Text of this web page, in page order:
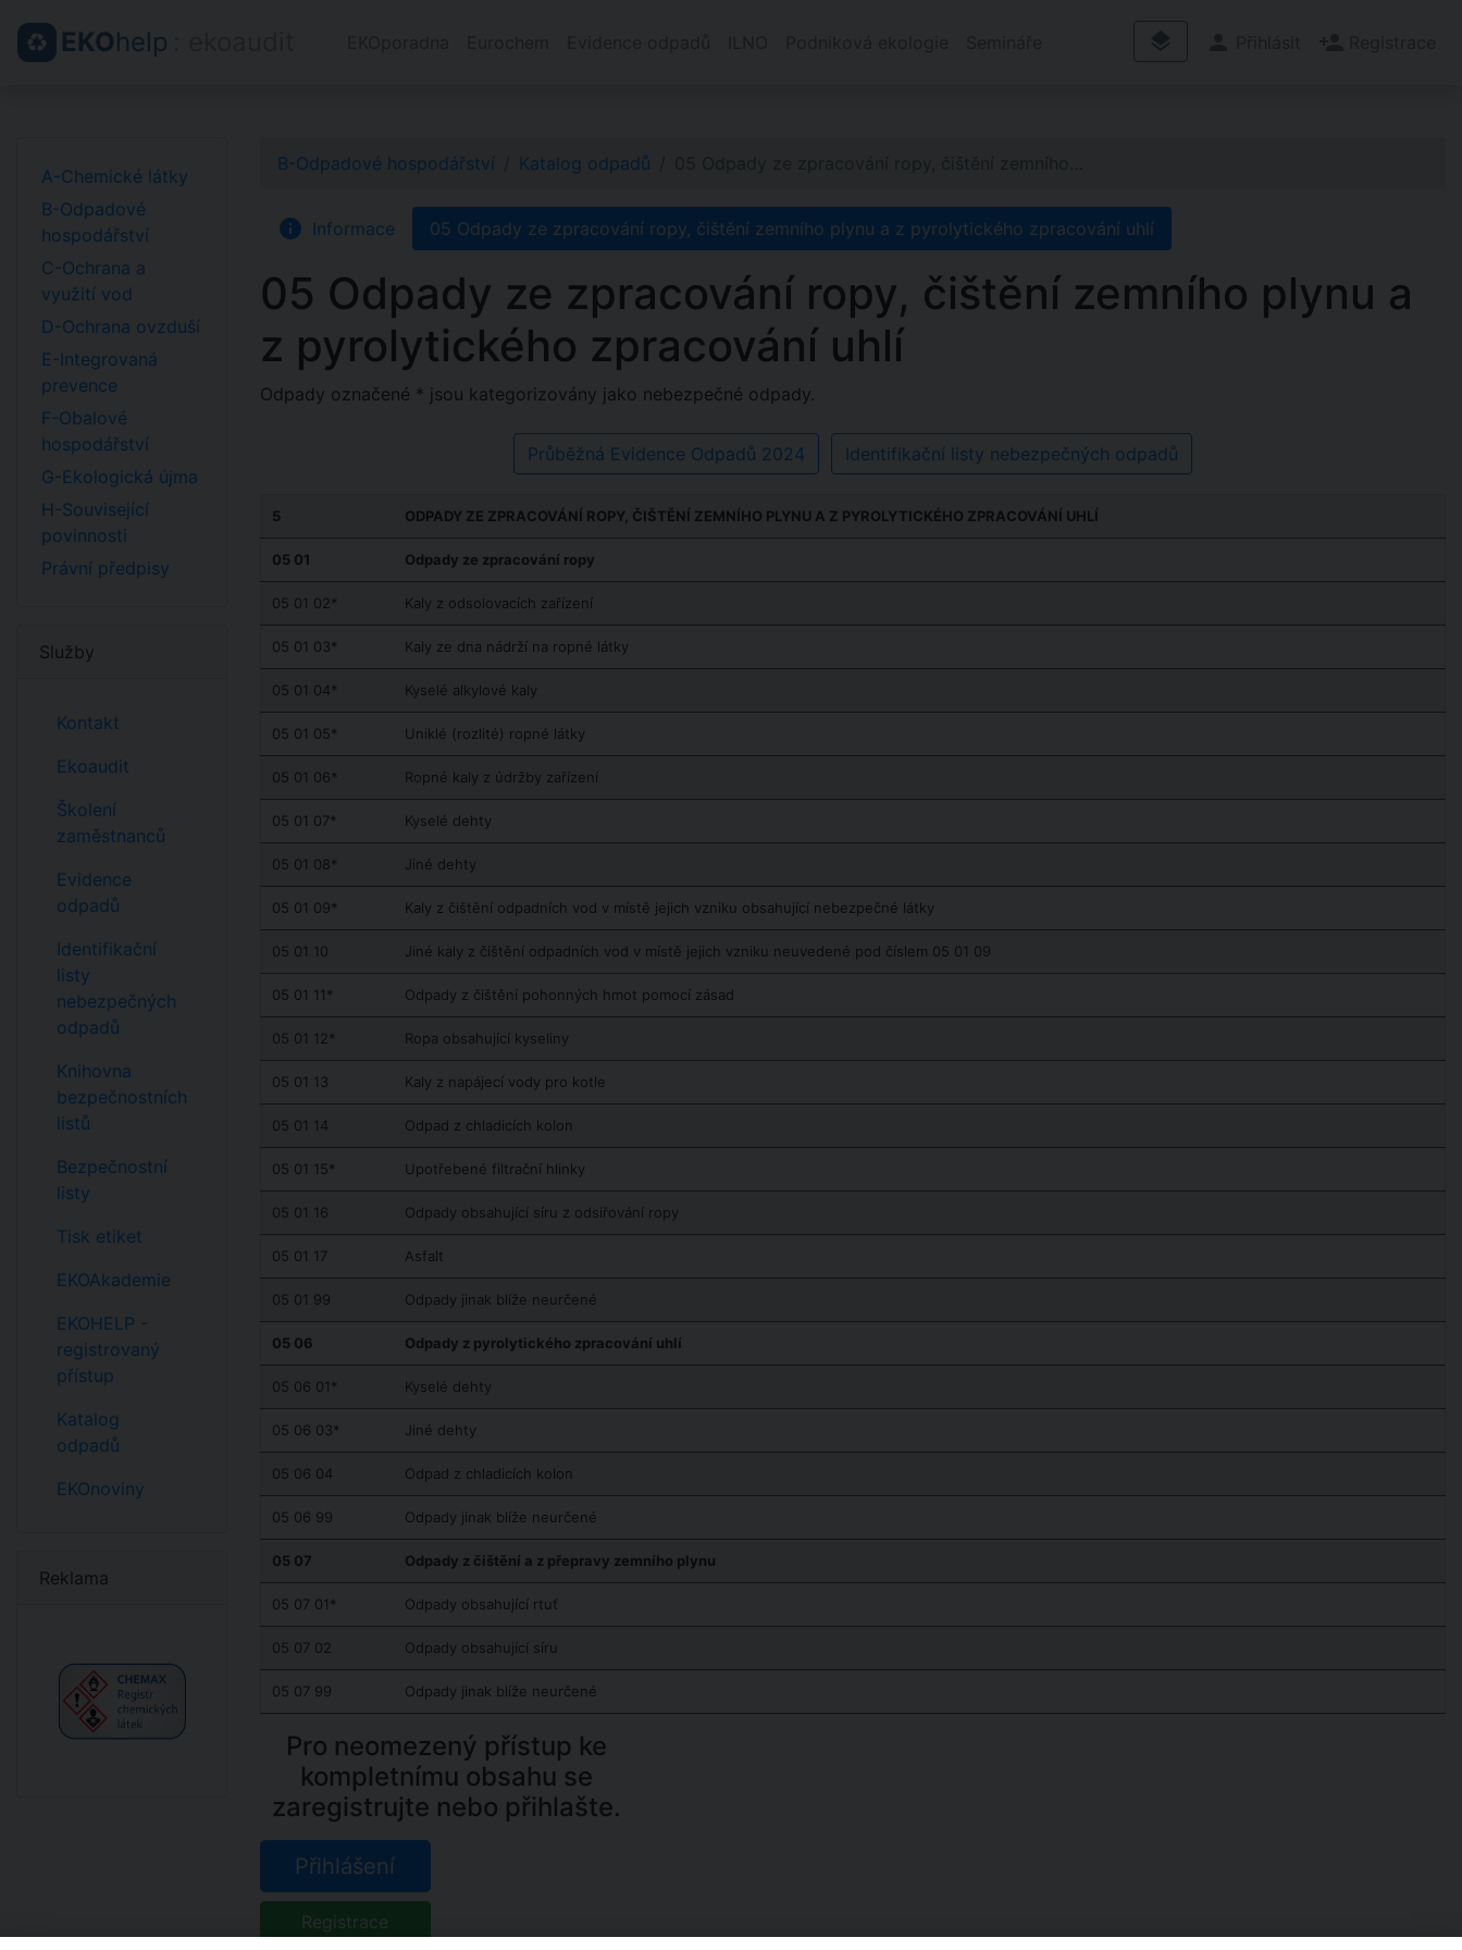
EKOhelp
A-Chemické látky
B-Odpadové
hospodářství
C-Ochrana a
využití vod
D-Ochrana ovzduší
E-Integrovaná
prevence
F-Obalové
hospodářství
G-Ekologická újma
H-Související
povinnosti
Právní předpisy
Služby
Kontakt
Ekoaudit
Školení
zaměstnanců
Evidence
odpadů
Identifikační
listy
nebezpečných
odpadů
Knihovna
bezpečnostních
listů
Bezpečnostní
listy
Tisk etiket
EKOAkademie
EKOHELP -
registrovaný
přístup
Katalog
odpadů
EKOnoviny
Reklama
B-Odpadové hospodářství Katalog odpadů
info Informace 05 Odpady ze zpracování ropy, čištění zemního plynu a z pyrolytického zpracování uhlí
05 Odpady ze zpracování ropy, čištění zemního plynu a
z pyrolytického zpracování uhlí
Odpady označené * jsou kategorizovány jako nebezpečné odpady.
Průběžná Evidence Odpadů 2024 Identifikační listy nebezpečných odpadů
5 ODPADY ZE ZPRACOVÁNÍ ROPY, ČIŠTĚNÍ ZEMNÍHO PLYNU A Z PYROLYTICKÉHO ZPRACOVÁNÍ UHLÍ
05 01 Odpady ze zpracování ropy
05 01 02* Kaly z odsolovacích zařízení
05 01 03* Kaly ze dna nádrží na ropné látky
05 01 04* Kyselé alkylové kaly
05 01 05* Uniklé (rozlité) ropné látky
05 01 06* Ropné kaly z údržby zařízení
05 01 07* Kyselé dehty
05 01 08* Jiné dehty
05 01 09* Kaly z čištění odpadních vod v místě jejich vzniku obsahující nebezpečné látky
05 01 10 Jiné kaly z čištění odpadních vod v místě jejich vzniku neuvedené pod číslem 05 01 09
05 01 11* Odpady z čištění pohonných hmot pomocí zásad
05 01 12* Ropa obsahující kyseliny
05 01 13 Kaly z napájecí vody pro kotle
05 01 14 Odpad z chladicích kolon
05 01 15* Upotřebené filtrační hlinky
05 01 16 Odpady obsahující síru z odsiřování ropy
05 01 17 Asfalt
05 01 99 Odpady jinak blíže neurčené
05 06 Odpady z pyrolytického zpracování uhlí
05 06 01* Kyselé dehty
05 06 03* Jiné dehty
05 06 04 Odpad z chladicích kolon
05 06 99 Odpady jinak blíže neurčené
05 07 Odpady z čištění a z přepravy zemního plynu
05 07 01* Odpady obsahující rtuť
05 07 02 Odpady obsahující síru
05 07 99 Odpady jinak blíže neurčené
Pro neomezený přístup ke
kompletnímu obsahu se
zaregistrujte nebo přihlašte.
Přihlášení
Registrace